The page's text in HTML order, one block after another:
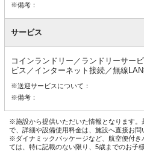
※備考：
サービス
コインランドリー／ランドリーサー
ビス／インターネット接続／無線
※送迎サービスについて：
※備考：
※施設から提供いただいた情報となります
で、詳細や設備使用料金は、施設へ直接お問
※ダイナミックパッケージなど、航空便付き
ては、特に記載のない限り、5歳までのお子